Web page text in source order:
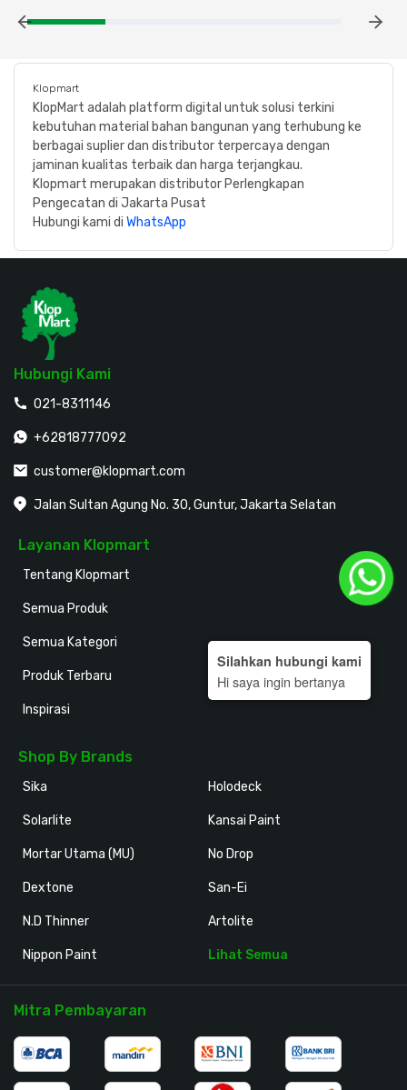
Klopmart
KlopMart adalah platform digital untuk solusi terkini
kebutuhan material bahan bangunan yang terhubung ke
berbagai suplier dan distributor terpercaya dengan
jaminan kualitas terbaik dan harga terjangkau.
Klopmart merupakan distributor Perlengkapan
Pengecatan di Jakarta Pusat
Hubungi kami di WhatsApp
Hubungi Kami
021-8311146
+62818777092
customer@klopmart.com
Jalan Sultan Agung No. 30, Guntur, Jakarta Selatan
Layanan Klopmart
Tentang Klopmart
Semua Produk
Semua Kategori
Produk Terbaru
Inspirasi
Shop By Brands
Sika
Solarlite
Mortar Utama (MU)
Dextone
N.D Thinner
Nippon Paint
Holodeck
Kansai Paint
No Drop
San-Ei
Artolite
Lihat Semua
Mitra Pembayaran
Silahkan hubungi kami
Hi saya ingin bertanya